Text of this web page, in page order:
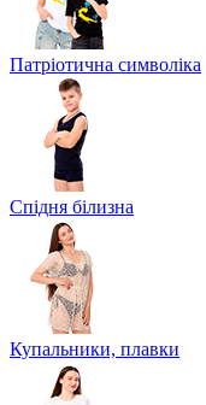
Патріотична символіка
Спідня білизна
Купальники, плавки